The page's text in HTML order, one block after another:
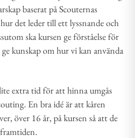
baserat på Scouternas
det leder till ett lyssnande och
ska kursen ge förståelse för
kunskap om hur vi kan använda
extra tid för att hinna umgås
En bra idé är att kåren
över 16 år, på kursen så att de